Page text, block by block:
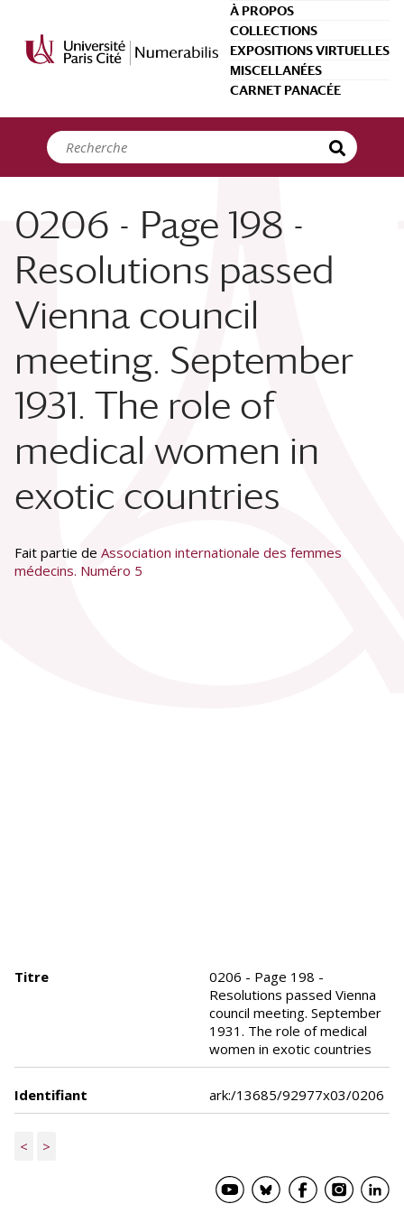
À PROPOS
COLLECTIONS
EXPOSITIONS VIRTUELLES
MISCELLANÉES
CARNET PANACÉE
0206 - Page 198 -
Resolutions passed
Vienna council
meeting. September
1931. The role of
medical women in
exotic countries
Fait partie de Association internationale des femmes
médecins. Numéro 5
Titre
0206 - Page 198 -
Resolutions passed Vienna
council meeting. September
1931. The role of medical
women in exotic countries
Identifiant ark:/13685/92977x03/0206
< >